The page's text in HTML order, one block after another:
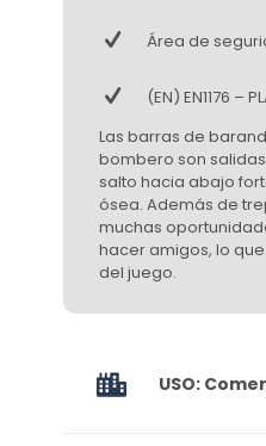
Área de
(EN) EN1176 –
Las barras de
bombero son
salto hacia abajo
ósea. Además de
muchas
hacer amigos, lo
del juego.
USO: